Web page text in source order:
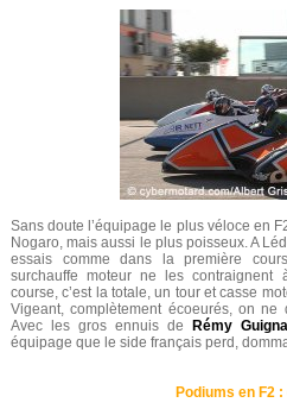
Sans doute l’équipage le plus véloce en
Nogaro, mais aussi le plus poisseux. A
essais comme dans la première
surchauffe moteur ne les contraignent
course, c’est la totale, un tour et casse
Vigeant, complètement écoeurés, on
Avec les gros ennuis de
Rémy
équipage que le side français perd,
Podiums en F2